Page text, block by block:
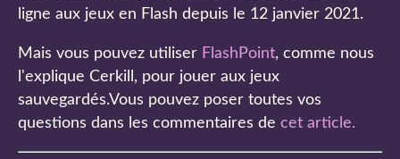
ligne aux jeux en Flash depuis le 12 janvier 2021.
Mais vous pouvez utiliser FlashPoint, comme nous
l'explique Cerkill, pour jouer aux jeux
sauvegardés.Vous pouvez poser toutes vos
questions dans les commentaires de cet article.